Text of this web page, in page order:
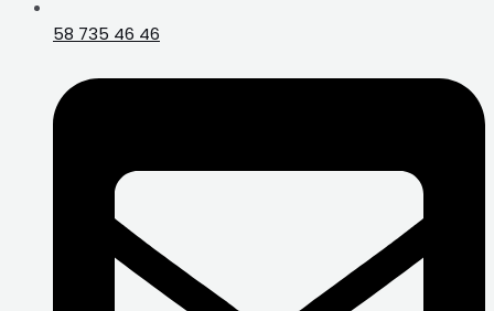
58 735 46 46